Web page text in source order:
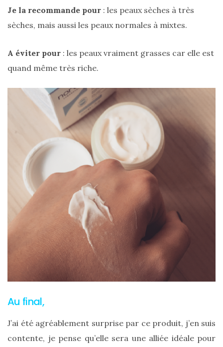
Zoom
sur
le
sac
Small
RSVP
Je la recommande pour : les peaux sèches à très
sèches, mais aussi les peaux normales à mixtes.
A éviter pour : les peaux vraiment grasses car elle est
quand même très riche.
Au final,
J’ai été agréablement surprise par ce produit, j’en suis
contente, je pense qu’elle sera une alliée idéale pour